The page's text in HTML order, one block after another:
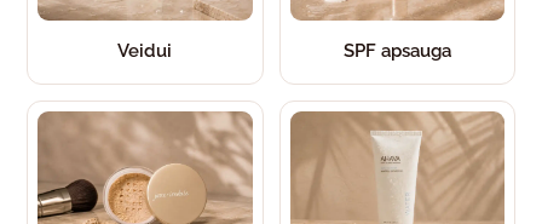
Veidui SPF apsauga